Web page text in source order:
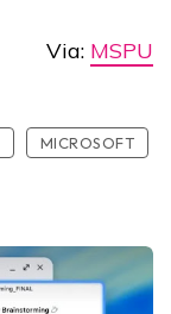
Via: MSPU
MICROSOFT